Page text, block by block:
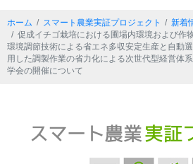
ホーム スマート農業実証プロジェクト 新着
促成イチゴ栽培における圃場内環境および作
環境調節技術による省エネ多収安定生産と自動
用した調製作業の省力化による次世代型経営体
学会の開催について